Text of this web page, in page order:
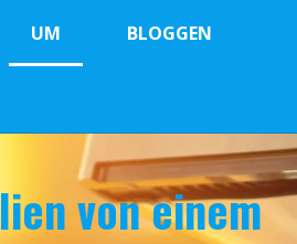
UM BLOGGEN
von einem